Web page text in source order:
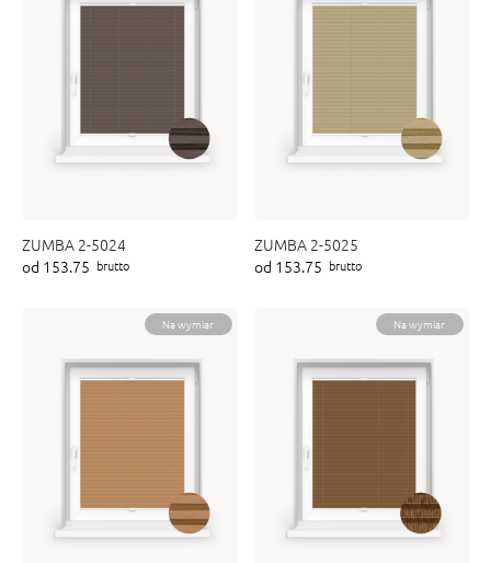
ZUMBA 2-5024
od 153.75 brutto
ZUMBA 2-5025
od 153.75 brutto
Na wymiar Na wymiar